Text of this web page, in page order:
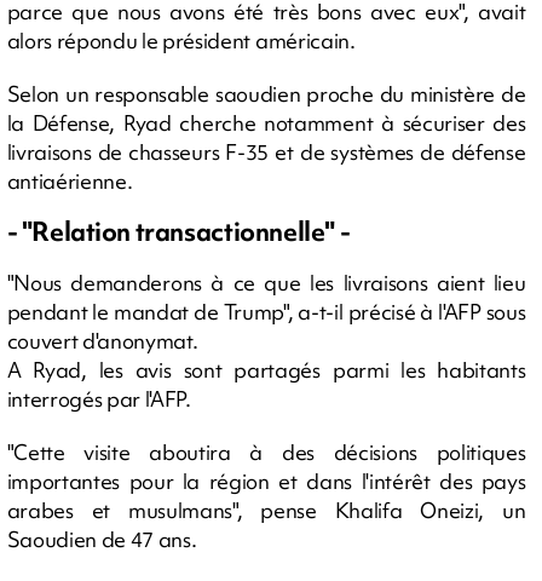
parce que nous avons été très bons avec eux", avait
alors répondu le président américain.
Selon un responsable saoudien proche du ministère de
la Défense, Ryad cherche notamment à sécuriser des
livraisons de chasseurs F-35 et de systèmes de défense
antiaérienne.
- "Relation transactionnelle" -
"Nous demanderons à ce que les livraisons aient lieu
pendant le mandat de Trump", a-t-il précisé à l'AFP sous
couvert d'anonymat.
A Ryad, les avis sont partagés parmi les habitants
interrogés par l'AFP.
"Cette visite aboutira à des décisions politiques
importantes pour la région et dans l'intérêt des pays
arabes et musulmans", pense Khalifa Oneizi, un
Saoudien de 47 ans.